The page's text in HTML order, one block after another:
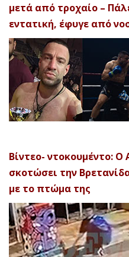
μετά από τροχαίο –
εντατική, έφυγε από
Βίντεο- ντοκουμέντο: Ο
σκοτώσει την
με το πτώμα της